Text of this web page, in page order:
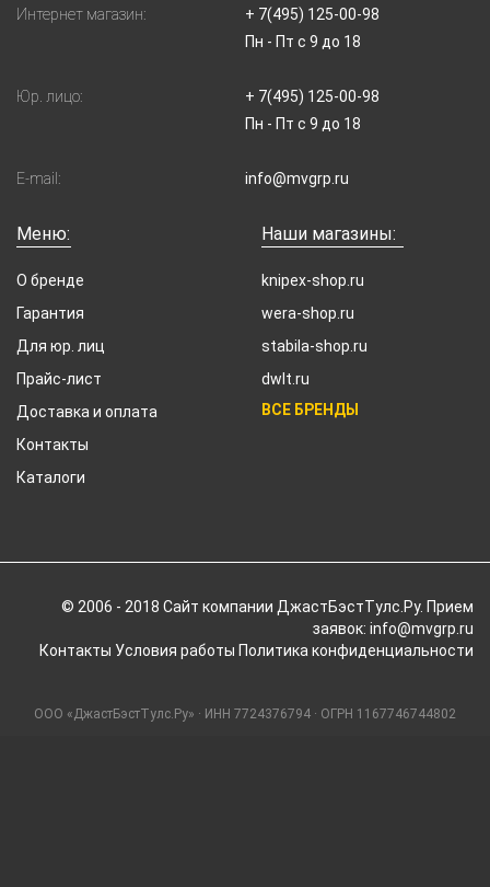
Интернет магазин:
+ 7(495) 125-00-98
Пн - Пт с 9 до 18
Юр. лицо:
+ 7(495) 125-00-98
Пн - Пт с 9 до 18
E-mail: info@mvgrp.ru
Меню:
О бренде
Гарантия
Для юр. лиц
Прайс-лист
Доставка и оплата
Контакты
Каталоги
Наши магазины:
knipex-shop.ru
wera-shop.ru
stabila-shop.ru
dwlt.ru
ВСЕ БРЕНДЫ
© 2006 - 2018 Cайт компании ДжастБэстТулс.Ру. Прием
заявок: info@mvgrp.ru
Контакты Условия работы Политика конфиденциальности
ООО «ДжастБэстТулс.Ру» · ИНН 7724376794 · ОГРН 1167746744802